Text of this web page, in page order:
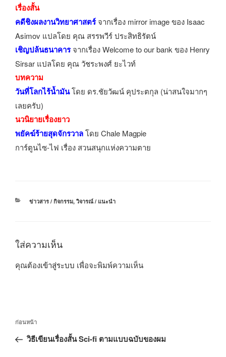
เรื่องสั้น
คดีชิงผลงานวิทยาศาสตร์จากเรื่อง mirror image ของ Isaac
Asimov แปลโดย คุณ สรรพวีร์ ประสิทธิรัตน์
เชิญปล้นธนาคารจากเรื่อง Welcome to our bank ของ Henry
Sirsar แปลโดย คุณ วัชระพงศ์ ยะไวท์
บทความ
วันที่โลกไร้น้ำมันโดย ดร.ชัยวัฒน์ คุประตกุล (น่าสนใจมากๆ
เลยครับ)
นวนิยายเรื่องยาว
พยัคฆ์ร้ายสุดจักรวาลโดย Chale Magpie
การ์ตูนไซ-ไฟ เรื่อง สวนสนุกแห่งความตาย
หมวด
ข่าวสาร / กิจกรรม, วิจารณ์ / แนะนำ
ใส่ความเห็น
คุณต้องเข้าสู่ระบบ เพื่อจะพิมพ์ความเห็น
แนะแนว
เรื่อง
เรื่อง
ก่อน
ก่อนหน้า
วิธีเขียนเรื่องสั้น Sci-fi ตามแบบฉบับของผม